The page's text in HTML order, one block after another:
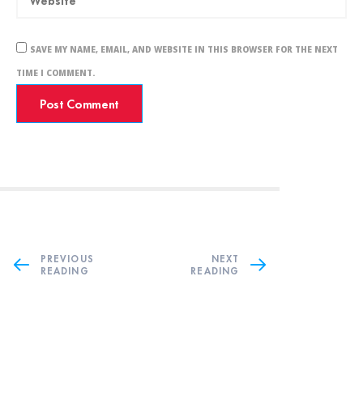
SAVE MY NAME, EMAIL, AND WEBSITE IN THIS BROWSER FOR THE NEXT
TIME I COMMENT.
PREVIOUS
READING
NEXT
READING